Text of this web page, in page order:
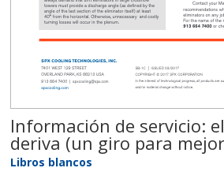
Información de servicio:
deriva (un giro para
Libros blancos